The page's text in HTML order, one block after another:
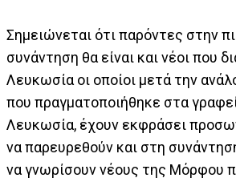
Σημειώνεται ότι παρόντες στην
συνάντηση θα είναι και νέοι που
Λευκωσία οι οποίοι μετά την
που πραγματοποιήθηκε στα
Λευκωσία, έχουν εκφράσει
να παρευρεθούν και στη
να γνωρίσουν νέους της Μόρφου